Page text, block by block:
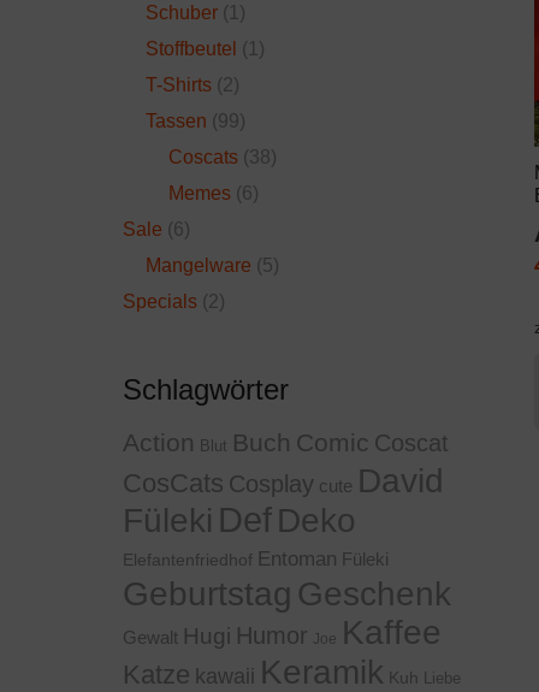
Schuber (1)
Stoffbeutel (1)
T-Shirts (2)
Tassen (99)
Coscats (38)
Memes (6)
Sale (6)
Mangelware (5)
Specials (2)
Schlagwörter
Action Blut Buch Comic Coscat
CosCats Cosplay cute David
Füleki Def Deko
Elefantenfriedhof Entoman Füleki
Geburtstag Geschenk
Gewalt Hugi Humor Joe Kaffee
Katze kawaii Keramik Kuh Liebe